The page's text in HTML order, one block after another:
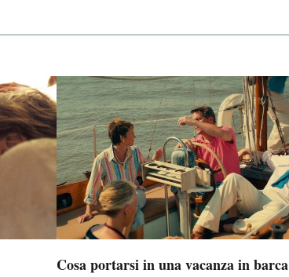
Cosa portarsi in una vacanza in barca